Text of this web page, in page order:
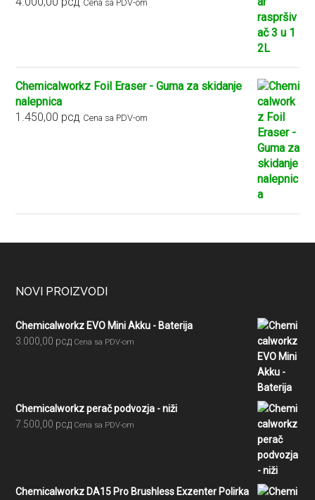
Cena sa PDV-om
Chemicalworkz Foil Eraser - Guma za skidanje
nalepnica
1.450,00 рсд Cena sa PDV-om
Footer
NOVI PROIZVODI
Chemicalworkz EVO Mini Akku - Baterija
3.000,00 рсд Cena sa PDV-om
Chemicalworkz perač podvozja - niži
7.500,00 рсд Cena sa PDV-om
Chemicalworkz DA15 Pro Brushless Exzenter Polirka